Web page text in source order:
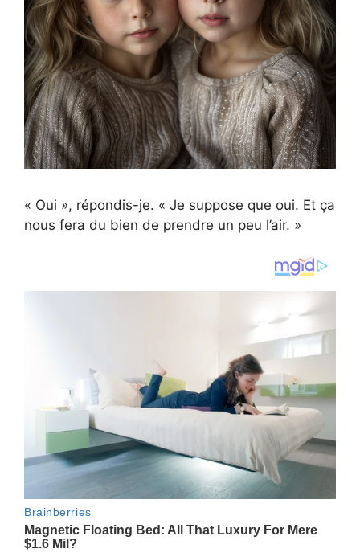
« Oui », répondis-je. « Je suppose que oui. Et ça
nous fera du bien de prendre un peu l’air. »